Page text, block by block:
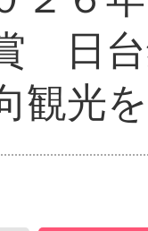
日
観光